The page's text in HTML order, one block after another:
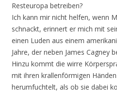
Resteuropa betreiben?
Ich kann mir nicht helfen, wenn
schnackt, erinnert er mich mit
einen Luden aus einem
Jahre, der neben James Cagney
Hinzu kommt die wirre
mit ihren krallenförmigen
herumfuchtelt, als ob sie dabei